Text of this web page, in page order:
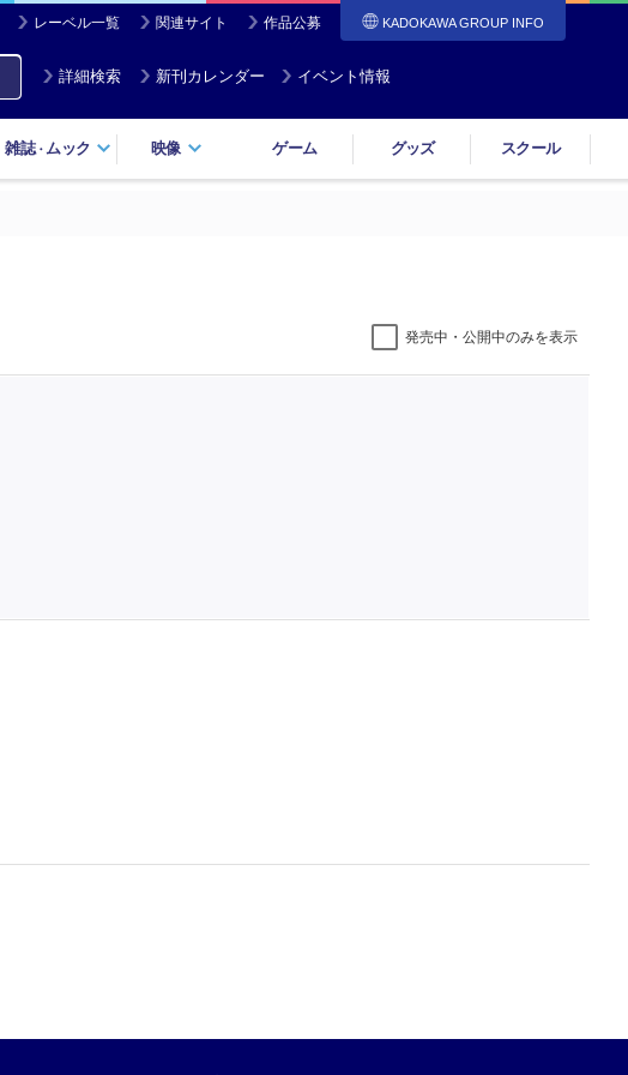
レーベル一覧 関連サイト 作品公募 KADOKAWA GROUP INFO
詳細検索 新刊カレンダー イベント情報
雑誌・ ムック 映像 ゲーム グッズ スクール
発売中・公開中のみを表示